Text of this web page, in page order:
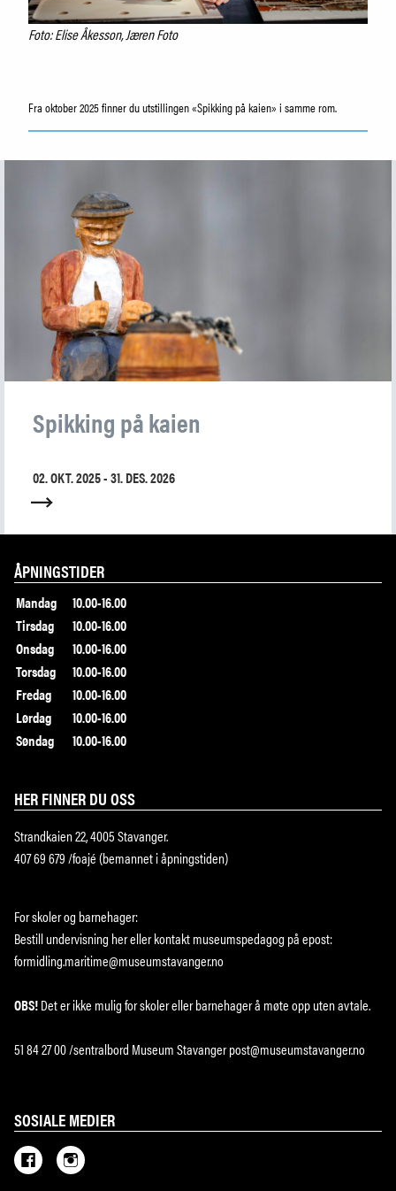
Foto: Elise Åkesson, Jæren Foto
Fra oktober 2025 finner du utstillingen «Spikking på kaien» i samme rom.
Spikking på kaien
02. OKT. 2025 - 31. DES. 2026
ÅPNINGSTIDER
Mandag
10.00-16.00
Tirsdag
10.00-16.00
Onsdag
10.00-16.00
Torsdag
10.00-16.00
Fredag
10.00-16.00
Lørdag
10.00-16.00
Søndag
10.00-16.00
HER FINNER DU OSS
Strandkaien 22, 4005 Stavanger.
407 69 679 /foajé (bemannet i åpningstiden)
For skoler og barnehager:
Bestill undervisning hereller kontakt museumspedagog på epost:
formidling.maritime@museumstavanger.no
OBS!Det er ikke mulig for skoler eller barnehager å møte opp uten avtale.
51 84 27 00 /sentralbord Museum Stavanger post@museumstavanger.no
SOSIALE MEDIER